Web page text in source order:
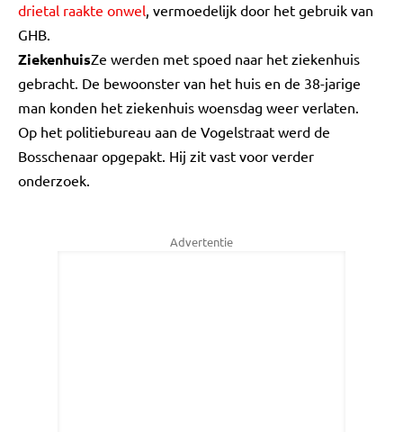
drietal raakte onwel, vermoedelijk door het gebruik van
GHB.
ZiekenhuisZe werden met spoed naar het ziekenhuis
gebracht. De bewoonster van het huis en de 38-jarige
man konden het ziekenhuis woensdag weer verlaten.
Op het politiebureau aan de Vogelstraat werd de
Bosschenaar opgepakt. Hij zit vast voor verder
onderzoek.
Advertentie